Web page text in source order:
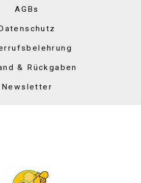
AGBs
& Rückgaben
Newsletter